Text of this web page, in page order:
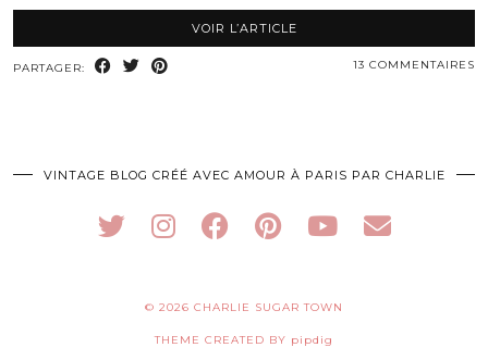
VOIR L’ARTICLE
PARTAGER: 13 COMMENTAIRES
VINTAGE BLOG CRÉÉ AVEC AMOUR À PARIS PAR CHARLIE
© 2026 CHARLIE SUGAR TOWN
THEME CREATED BY pipdig